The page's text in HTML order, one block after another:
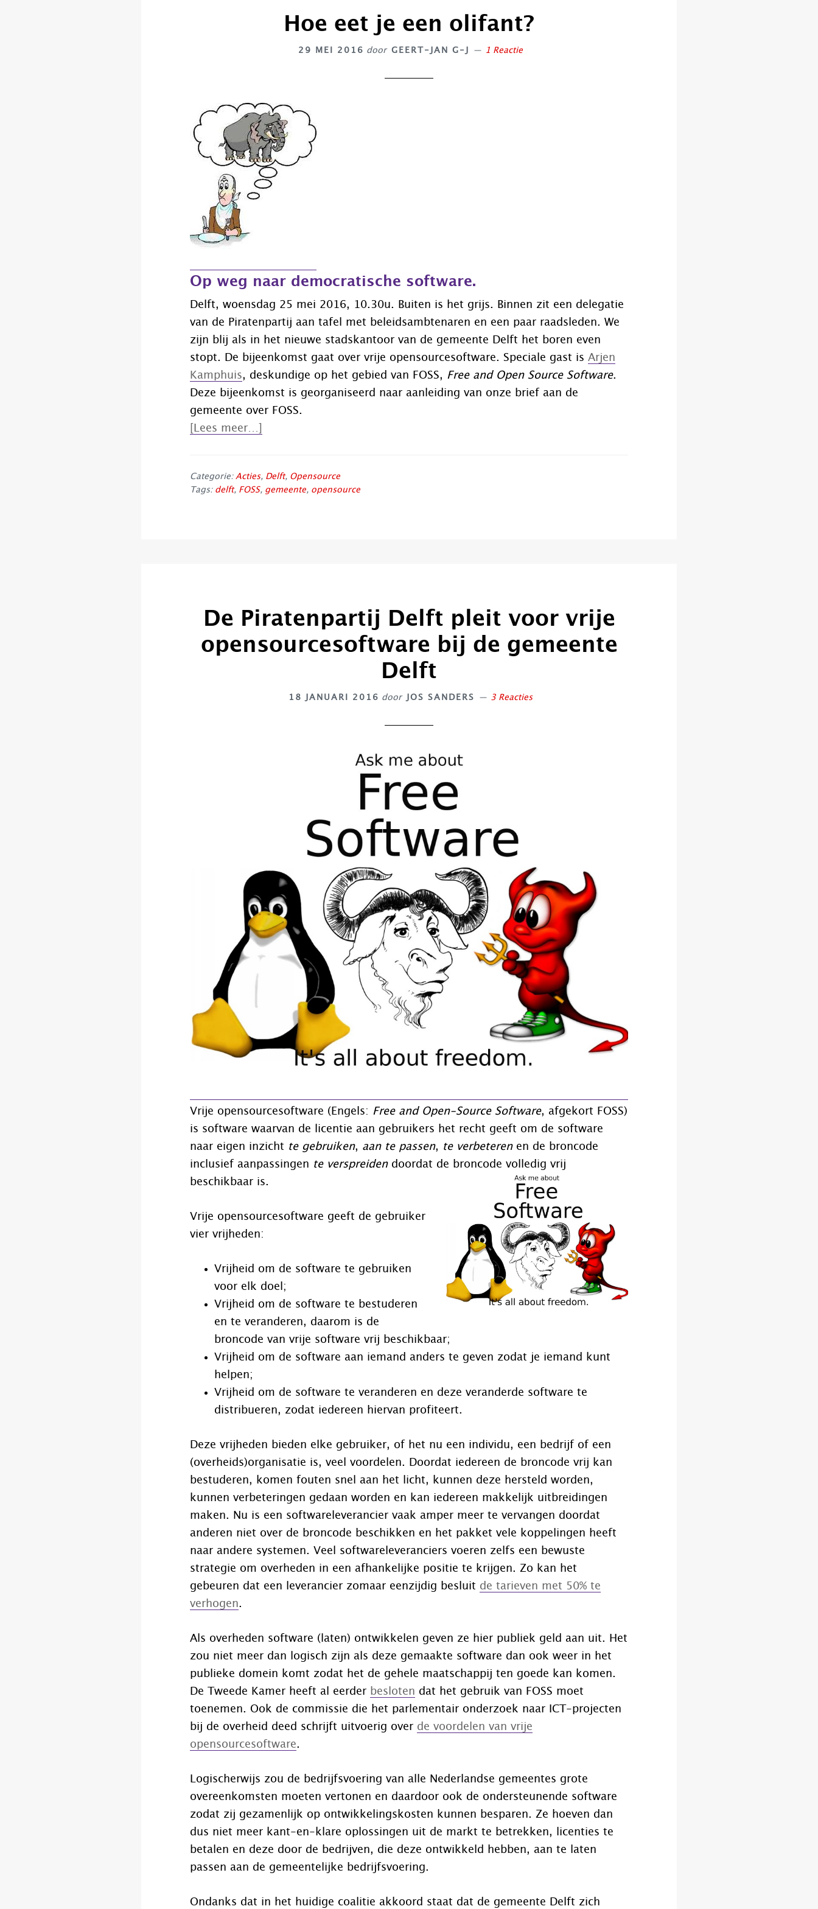
Hoe eet je een olifant?
29 MEI 2016 door GEERT-JAN G-J 1 Reactie
Op weg naar democratische software.
Delft, woensdag 25 mei 2016, 10.30u. Buiten is het grijs. Binnen zit een delegatie
van de Piratenpartij aan tafel met beleidsambtenaren en een paar raadsleden. We
zijn blij als in het nieuwe stadskantoor van de gemeente Delft het boren even
stopt. De bijeenkomst gaat over vrije opensourcesoftware. Speciale gast is Arjen
Kamphuis, deskundige op het gebied van FOSS, Free and Open Source Software.
Deze bijeenkomst is georganiseerd naar aanleiding van onze brief aan de
gemeente over FOSS.
[Lees meer…]
een
Categorie: Acties, Delft, Opensource
Tags: delft, FOSS, gemeente, opensource
De Piratenpartij Delft pleit voor vrije
opensourcesoftware bij de gemeente
Delft
18 JANUARI 2016 door JOS SANDERS 3 Reacties
Vrije opensourcesoftware (Engels: Free and Open-Source Software, afgekort FOSS)
is software waarvan de licentie aan gebruikers het recht geeft om de software
naar eigen inzicht te gebruiken, aan te passen, te verbeterenen de broncode
inclusief aanpassingen te verspreidendoordat de broncode volledig vrij
beschikbaar is.
Vrije opensourcesoftware geeft de gebruiker
vier vrijheden:
Vrijheid om de software te gebruiken
voor elk doel;
Vrijheid om de software te bestuderen
en te veranderen, daarom is de
broncode van vrije software vrij beschikbaar;
Vrijheid om de software aan iemand anders te geven zodat je iemand kunt
helpen;
Vrijheid om de software te veranderen en deze veranderde software te
distribueren, zodat iedereen hiervan profiteert.
Deze vrijheden bieden elke gebruiker, of het nu een individu, een bedrijf of een
(overheids)organisatie is, veel voordelen. Doordat iedereen de broncode vrij kan
bestuderen, komen fouten snel aan het licht, kunnen deze hersteld worden,
kunnen verbeteringen gedaan worden en kan iedereen makkelijk uitbreidingen
maken. Nu is een softwareleverancier vaak amper meer te vervangen doordat
anderen niet over de broncode beschikken en het pakket vele koppelingen heeft
naar andere systemen. Veel softwareleveranciers voeren zelfs een bewuste
strategie om overheden in een afhankelijke positie te krijgen. Zo kan het
gebeuren dat een leverancier zomaar eenzijdig besluit de tarieven met 50% te
verhogen.
Als overheden software (laten) ontwikkelen geven ze hier publiek geld aan uit. Het
zou niet meer dan logisch zijn als deze gemaakte software dan ook weer in het
publieke domein komt zodat het de gehele maatschappij ten goede kan komen.
De Tweede Kamer heeft al eerder besloten dat het gebruik van FOSS moet
toenemen. Ook de commissie die het parlementair onderzoek naar ICT-projecten
bij de overheid deed schrijft uitvoerig over de voordelen van vrije
opensourcesoftware.
Logischerwijs zou de bedrijfsvoering van alle Nederlandse gemeentes grote
overeenkomsten moeten vertonen en daardoor ook de ondersteunende software
zodat zij gezamenlijk op ontwikkelingskosten kunnen besparen. Ze hoeven dan
dus niet meer kant-en-klare oplossingen uit de markt te betrekken, licenties te
betalen en deze door de bedrijven, die deze ontwikkeld hebben, aan te laten
passen aan de gemeentelijke bedrijfsvoering.
Ondanks dat in het huidige coalitie akkoord staat dat de gemeente Delft zich